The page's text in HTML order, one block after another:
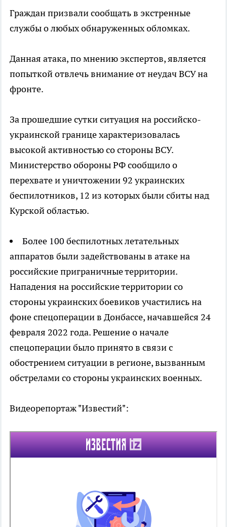
Граждан призвали сообщать в экстренные
службы о любых обнаруженных обломках.
Данная атака, по мнению экспертов, является
попыткой отвлечь внимание от неудач ВСУ на
фронте.
За прошедшие сутки ситуация на российско-
украинской границе характеризовалась
высокой активностью со стороны ВСУ.
Министерство обороны РФ сообщило о
перехвате и уничтожении 92 украинских
беспилотников, 12 из которых были сбиты над
Курской областью.
Более 100 беспилотных летательных
аппаратов были задействованы в атаке на
российские приграничные территории.
Нападения на российские территории со
стороны украинских боевиков участились на
фоне спецоперации в Донбассе, начавшейся 24
февраля 2022 года. Решение о начале
спецоперации было принято в связи с
обострением ситуации в регионе, вызванным
обстрелами со стороны украинских военных.
Видеорепортаж "Известий":